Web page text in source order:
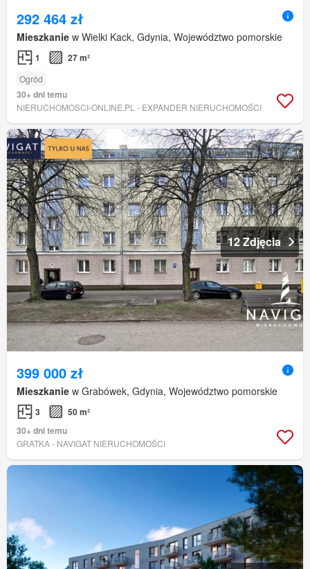
292 464 zł
Mieszkanie w Wielki Kack, Gdynia, Województwo pomorskie
1 27 m²
Ogród
30+ dni temu
NIERUCHOMOSCI-ONLINE.PL - EXPANDER NIERUCHOMOŚCI
12 Zdjęcia
399 000 zł
Mieszkanie w Grabówek, Gdynia, Województwo pomorskie
3
50 m²
30+ dni temu
GRATKA - NAVIGAT NIERUCHOMOŚCI